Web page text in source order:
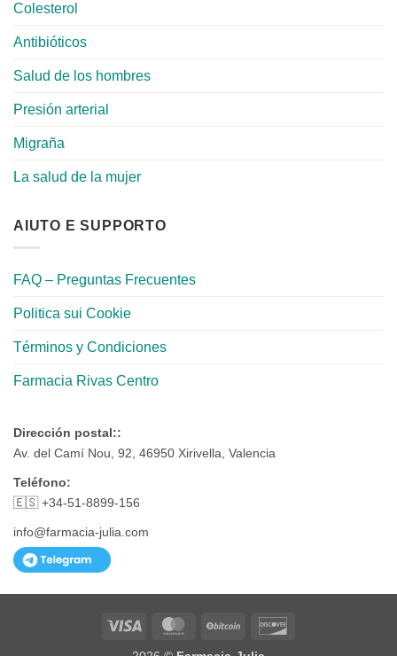
Colesterol
Antibióticos
Salud de los hombres
Presión arterial
Migraña
La salud de la mujer
AIUTO E SUPPORTO
FAQ – Preguntas Frecuentes
Politica sui Cookie
Términos y Condiciones
Farmacia Rivas Centro
Dirección postal::
Av. del Camí Nou, 92, 46950 Xirivella, Valencia
Teléfono:
🇪🇸 +34-51-8899-156
info@farmacia-julia.com
Visa MasterCardBitCoin